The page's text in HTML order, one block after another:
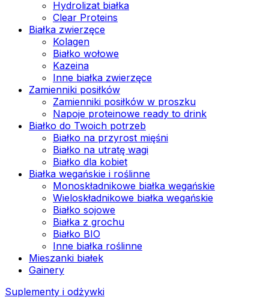
Hydrolizat białka
Clear Proteins
Białka zwierzęce
Kolagen
Białko wołowe
Kazeina
Inne białka zwierzęce
Zamienniki posiłków
Zamienniki posiłków w proszku
Napoje proteinowe ready to drink
Białko do Twoich potrzeb
Białko na przyrost mięśni
Białko na utratę wagi
Białko dla kobiet
Białka wegańskie i roślinne
Monoskładnikowe białka wegańskie
Wieloskładnikowe białka wegańskie
Białko sojowe
Białka z grochu
Białko BIO
Inne białka roślinne
Mieszanki białek
Gainery
Suplementy i odżywki